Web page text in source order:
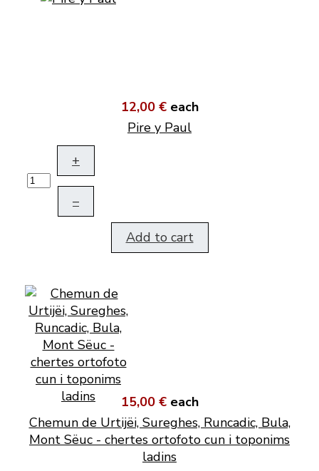
12,00 € each
Pire y Paul
+
–
Add to cart
15,00 € each
Chemun de Urtijëi, Sureghes, Runcadic, Bula,
Mont Sëuc - chertes ortofoto cun i toponims
ladins